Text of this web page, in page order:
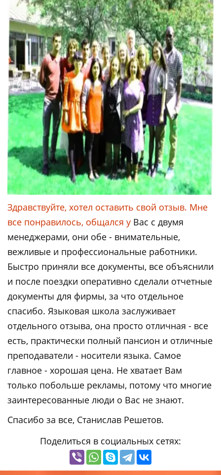
Здравствуйте, хотел оставить свой отзыв. Мне
все понравилось, общался у Вас с двумя
менеджерами, они обе - внимательные,
вежливые и профессиональные работники.
Быстро приняли все документы, все объяснили
и после поездки оперативно сделали отчетные
документы для фирмы, за что отдельное
спасибо. Языковая школа заслуживает
отдельного отзыва, она просто отличная - все
есть, практически полный пансион и отличные
преподаватели - носители языка. Самое
главное - хорошая цена. Не хватает Вам
только побольше рекламы, потому что многие
заинтересованные люди о Вас не знают.
Спасибо за все, Станислав Решетов.
Поделиться в социальных сетях: